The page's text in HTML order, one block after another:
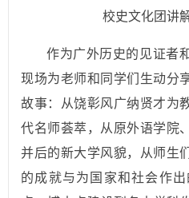
校史文化团讲
作为广外历史的见证者
现场为老师和同学们生动分
故事：从饶彰风广纳贤才为
代名师荟萃，从原外语学院
并后的新大学风貌，从师生
的成就与为国家和社会作